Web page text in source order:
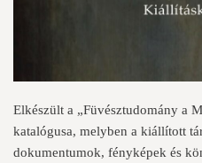
Elkészült a „Füvésztudomány a
katalógusa, melyben a kiállított
dokumentumok, fényképek és